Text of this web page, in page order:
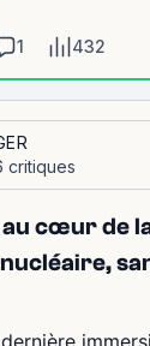
1 432
critiques
cœur de